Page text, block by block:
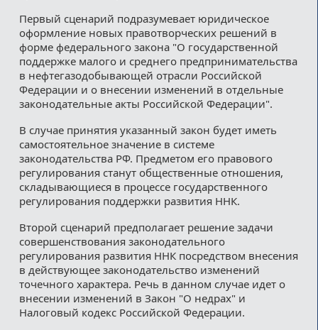
Первый сценарий подразумевает юридическое
оформление новых правотворческих решений в
форме федерального закона "О государственной
поддержке малого и среднего предпринимательства
в нефтегазодобывающей отрасли Российской
Федерации и о внесении изменений в отдельные
законодательные акты Российской Федерации".
В случае принятия указанный закон будет иметь
самостоятельное значение в системе
законодательства РФ. Предметом его правового
регулирования станут общественные отношения,
складывающиеся в процессе государственного
регулирования поддержки развития ННК.
Второй сценарий предполагает решение задачи
совершенствования законодательного
регулирования развития ННК посредством внесения
в действующее законодательство изменений
точечного характера. Речь в данном случае идет о
внесении изменений в Закон "О недрах" и
Налоговый кодекс Российской Федерации.